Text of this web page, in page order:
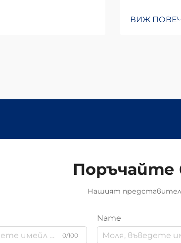
ВИЖ
Поръчайте
Нашият представител
0/100
Name